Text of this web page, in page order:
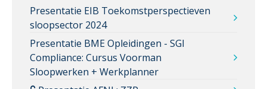
Presentatie EIB Toekomstperspectieven
sloopsector 2024
Presentatie BME Opleidingen - SGI
Compliance: Cursus Voorman
Sloopwerken + Werkplanner